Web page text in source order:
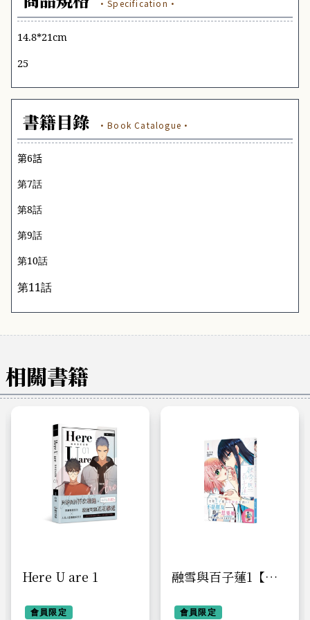
·Specification·
14.8*21cm
25
書籍目錄 ·Book Catalogue·
第6話
第7話
第8話
第9話
第10話
第11話
相關書籍
Here U are 1
會員限定
融雪與百子蓮1【首
會員限定